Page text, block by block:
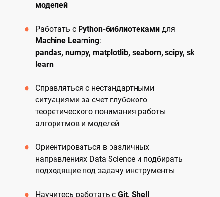
моделей
Работать с Python-библиотеками для
Machine Learning:
pandas, numpy, matplotlib, seaborn, scipy, sk
learn
Справляться с нестандартными
ситуациями за счет глубокого
теоретического понимания работы
алгоритмов и моделей
Ориентироваться в различных
направлениях Data Science и подбирать
подходящие под задачу инструменты
Научитесь работать с Git, Shell